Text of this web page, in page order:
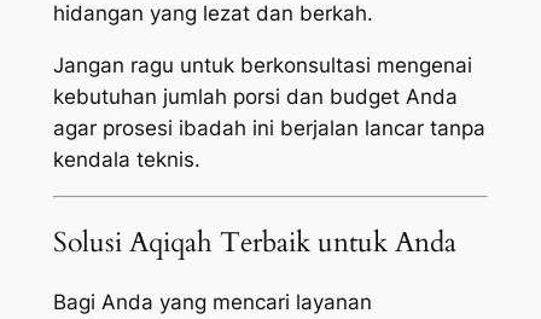
hidangan yang lezat dan berkah.
Jangan ragu untuk berkonsultasi mengenai
kebutuhan jumlah porsi dan budget Anda
agar prosesi ibadah ini berjalan lancar tanpa
kendala teknis.
Solusi Aqiqah Terbaik untuk Anda
Bagi Anda yang mencari layanan